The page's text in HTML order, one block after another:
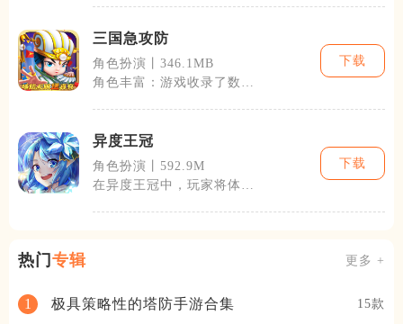
三国急攻防
角色扮演丨346.1MB
角色丰富：游戏收录了数百
下载
异度王冠
角色扮演丨592.9M
在异度王冠中，玩家将体验
下载
热门 专辑 更多 +
1 极具策略性的塔防手游合集 15款